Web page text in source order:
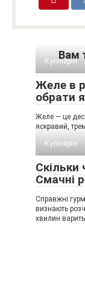
Вам
Кулінарія
Желе в
обрати
Желе — це
яскравий,
Кулінарія
Скільки
Смачні
Справжні
визнають
хвилин